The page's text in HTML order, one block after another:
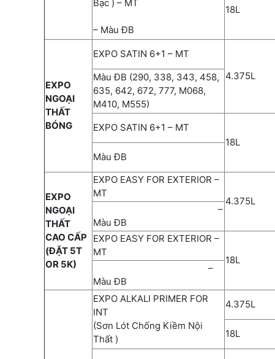
Bạc ) – MT
– Màu ĐB
18L
EXPO
NGOẠI
THẤT
BÓNG
EXPO SATIN 6+1 – MT
4.375L
Màu ĐB (290, 338, 343, 458,
635, 642, 672, 777, M068,
M410, M555)
EXPO SATIN 6+1 – MT
18L
Màu ĐB
EXPO
NGOẠI
THẤT
CAO CẤP
(ĐẶT 5T
OR 5K)
EXPO EASY FOR EXTERIOR –
MT
4.375L
–
Màu ĐB
EXPO EASY FOR EXTERIOR –
MT
18L
–
Màu ĐB
EXPO ALKALI PRIMER FOR
INT
(Sơn Lót Chống Kiềm Nội
Thất )
4.375L
18L